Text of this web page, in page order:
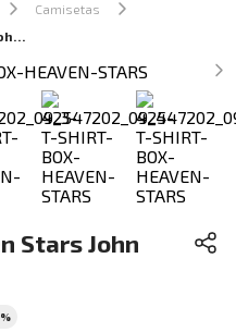
Camisetas
Camiseta Box Heaven Stars John John Masculina
Stars John